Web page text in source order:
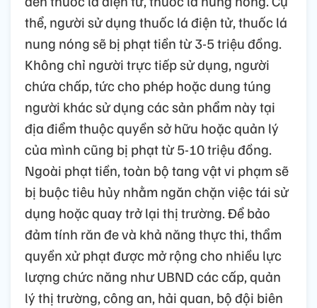
thể, người sử dụng thuốc lá điện tử, thuốc lá
nung nóng sẽ bị phạt tiền từ 3-5 triệu đồng.
Không chỉ người trực tiếp sử dụng, người
chứa chấp, tức cho phép hoặc dung túng
người khác sử dụng các sản phẩm này tại
địa điểm thuộc quyền sở hữu hoặc quản lý
của mình cũng bị phạt từ 5-10 triệu đồng.
Ngoài phạt tiền, toàn bộ tang vật vi phạm sẽ
bị buộc tiêu hủy nhằm ngăn chặn việc tái sử
dụng hoặc quay trở lại thị trường. Để bảo
đảm tính răn đe và khả năng thực thi, thẩm
quyền xử phạt được mở rộng cho nhiều lực
lượng chức năng như UBND các cấp, quản
lý thị trường, công an, hải quan, bộ đội biên